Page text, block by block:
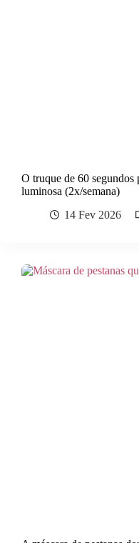
O truque de 60 segundos
luminosa (2x/semana)
14 Fev 2026